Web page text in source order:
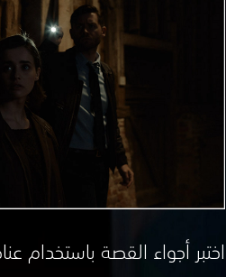
اختبر أجواء القصة باستخدام